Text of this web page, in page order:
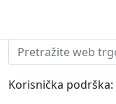
Pretraži:
Korisnička podrška: